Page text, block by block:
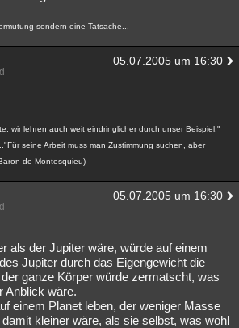
sondern eine Tatsache...
05.07.2005 um 16:30
wir lehren auch weit eindringlicher durch unser Beispiel."
seine Arbeit muss man Zustimmung suchen, aber
de Montesquieu)
05.07.2005 um 16:30
als der Jupiter wäre, würde auf einem
Jupiter durch das Eigengewicht die
ganze Körper würde zermatscht, was
Anblick wäre.
einem Planet leben, der weniger Masse
kleiner wäre, als sie selbst, was wohl